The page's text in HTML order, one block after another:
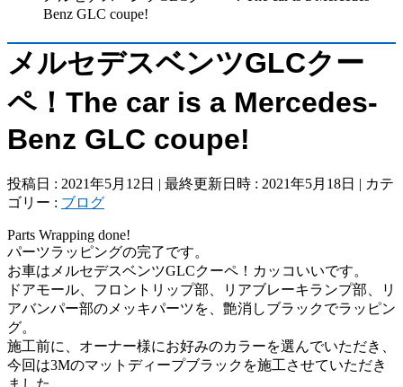
Benz GLC coupe!
メルセデスベンツGLCクー
ペ！The car is a Mercedes-
Benz GLC coupe!
投稿日 : 2021年5月12日 最終更新日時 : 2021年5月18日
カテ
ゴリー : ブログ
Parts Wrapping done!
パーツラッピングの完了です。
お車はメルセデスベンツGLCクーペ！カッコいいです。
ドアモール、フロントリップ部、リアブレーキランプ部、リ
アバンパー部のメッキパーツを、艶消しブラックでラッピン
グ。
施工前に、オーナー様にお好みのカラーを選んでいただき、
今回は3Mのマットディープブラックを施工させていただき